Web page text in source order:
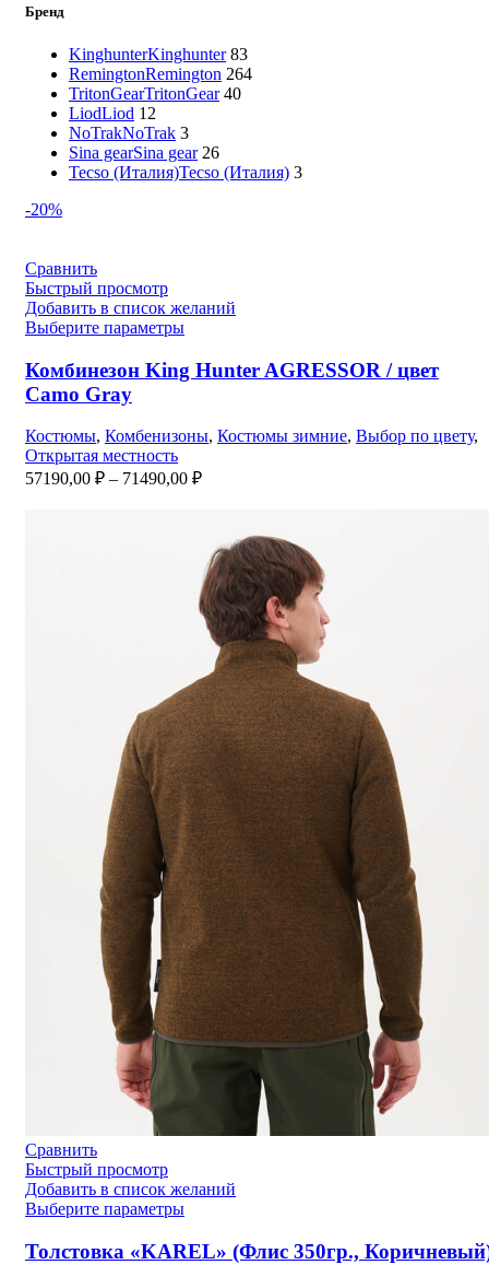
Бренд
KinghunterKinghunter 83
RemingtonRemington 264
TritonGearTritonGear 40
LiodLiod 12
NoTrakNoTrak 3
Sina gearSina gear 26
Tecso (Италия)Tecso (Италия) 3
-20%
Сравнить
Быстрый просмотр
Добавить в список желаний
Выберите параметры
Комбинезон King Hunter AGRESSOR / цвет
Camo Gray
Костюмы, Комбенизоны, Костюмы зимние, Выбор по цвету,
Открытая местность
57190,00 ₽ – 71490,00 ₽Диапазон
71490,00 ₽
Сравнить
Быстрый просмотр
Добавить в список желаний
Выберите параметры
Толстовка «KAREL» (Флис 350гр.,